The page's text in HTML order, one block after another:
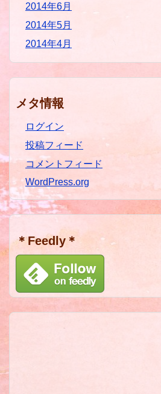
2014年6月
2014年5月
2014年4月
メタ情報
ログイン
投稿フィード
コメントフィード
WordPress.org
＊Feedly＊